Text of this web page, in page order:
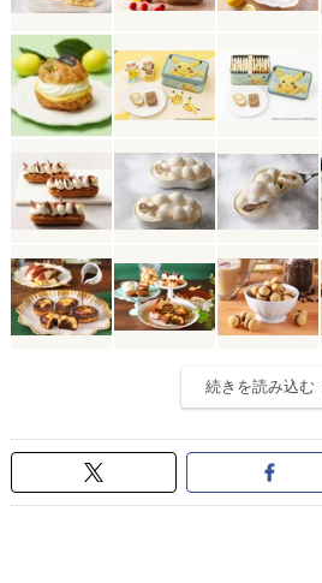
続きを読み込む